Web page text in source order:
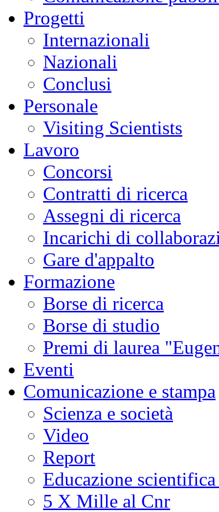
Progetti
Internazionali
Nazionali
Conclusi
Personale
Visiting Scientists
Lavoro
Concorsi
Contratti di ricerca
Assegni di ricerca
Incarichi di
Gare d'appalto
Formazione
Borse di ricerca
Borse di studio
Premi di laurea
Eventi
Comunicazione e stampa
Scienza e società
Video
Report
Educazione
5 X Mille al Cnr